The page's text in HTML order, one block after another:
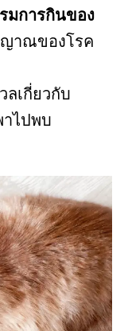
มการกินของ
ญาณของโรค
เกี่ยวกับ
ไปพบ